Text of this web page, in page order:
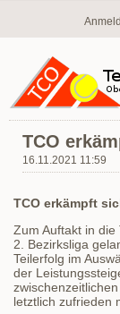
TCO
16.11.2021 11:59
TCO erkämpft
Zum Auftakt in
2. Bezirksliga
Teilerfolg im
der
letztlich zufrieden